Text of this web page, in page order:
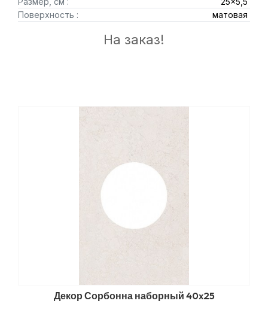
Поверхность :
матовая
На заказ!
Декор Сорбонна наборный 40x25